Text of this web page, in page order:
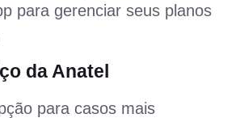
para gerenciar seus planos
da Anatel
para casos mais